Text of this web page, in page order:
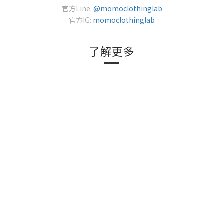
官方Line: @momoclothinglab
官方IG: momoclothinglab
了解更多